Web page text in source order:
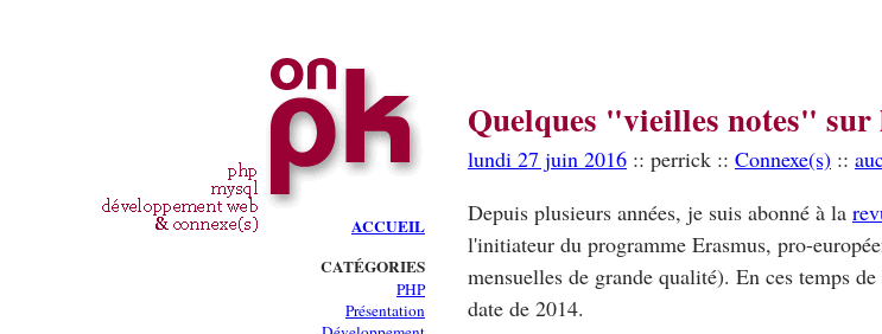
ACCUEIL
CATÉGORIES
PHP
Présentation
Quelques "vieilles notes"
lundi 27 juin 2016 :: perrick :: Connexe(s) ::
Depuis plusieurs années, je suis abonné à la
l'initiateur du programme Erasmus, pro-
mensuelles de grande qualité). En ces temps
date de 2014.